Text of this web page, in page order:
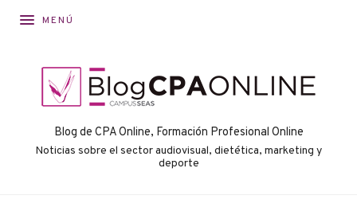
MENÚ
Blog de CPA Online, Formación Profesional Online
Noticias sobre el sector audiovisual, dietética, marketing y
deporte